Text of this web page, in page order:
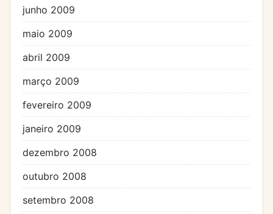
junho 2009
maio 2009
abril 2009
março 2009
fevereiro 2009
janeiro 2009
dezembro 2008
outubro 2008
setembro 2008